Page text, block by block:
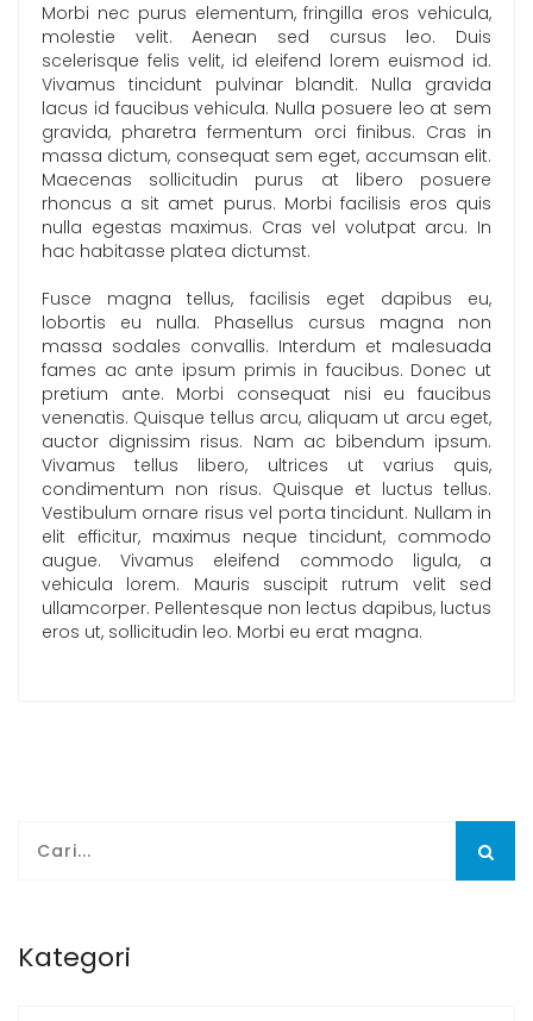
Morbi nec purus elementum, fringilla eros vehicula,
molestie velit. Aenean sed cursus leo. Duis
scelerisque felis velit, id eleifend lorem euismod id.
Vivamus tincidunt pulvinar blandit. Nulla gravida
lacus id faucibus vehicula. Nulla posuere leo at sem
gravida, pharetra fermentum orci finibus. Cras in
massa dictum, consequat sem eget, accumsan elit.
Maecenas sollicitudin purus at libero posuere
rhoncus a sit amet purus. Morbi facilisis eros quis
nulla egestas maximus. Cras vel volutpat arcu. In
hac habitasse platea dictumst.
Fusce magna tellus, facilisis eget dapibus eu,
lobortis eu nulla. Phasellus cursus magna non
massa sodales convallis. Interdum et malesuada
fames ac ante ipsum primis in faucibus. Donec ut
pretium ante. Morbi consequat nisi eu faucibus
venenatis. Quisque tellus arcu, aliquam ut arcu eget,
auctor dignissim risus. Nam ac bibendum ipsum.
Vivamus tellus libero, ultrices ut varius quis,
condimentum non risus. Quisque et luctus tellus.
Vestibulum ornare risus vel porta tincidunt. Nullam in
elit efficitur, maximus neque tincidunt, commodo
augue. Vivamus eleifend commodo ligula, a
vehicula lorem. Mauris suscipit rutrum velit sed
ullamcorper. Pellentesque non lectus dapibus, luctus
eros ut, sollicitudin leo. Morbi eu erat magna.
Kategori